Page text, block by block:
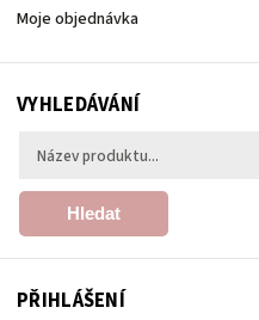
Moje objednávka
VYHLEDÁVÁNÍ
Hledat
PŘIHLÁŠENÍ